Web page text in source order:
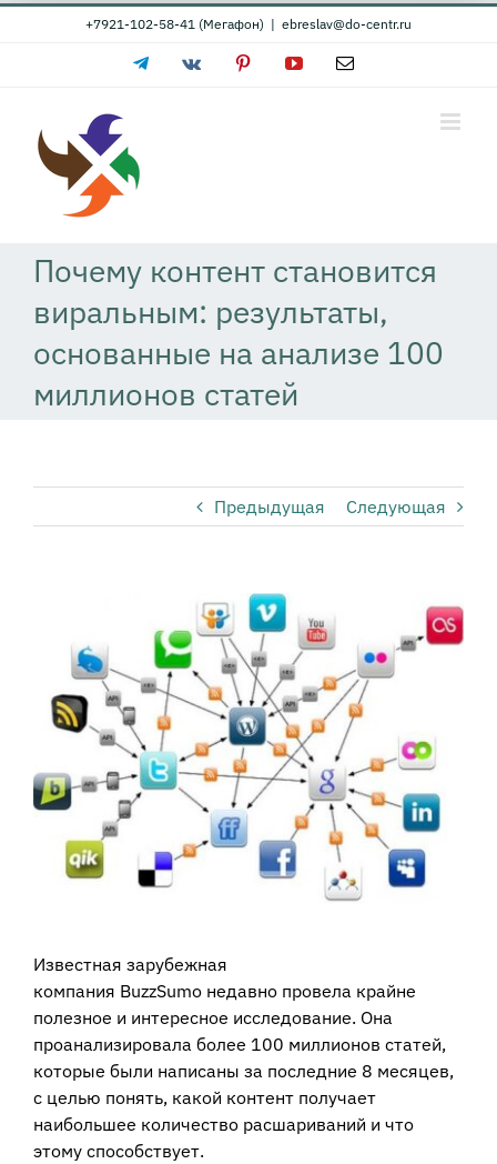
Skip
+7921-102-58-41 (Мегафон) | ebreslav@do-centr.ru
TelegramVk PinterestYouTubeEmail
Почему контент становится
виральным: результаты,
основанные на анализе 100
миллионов статей
Предыдущая Следующая
Image
Известная зарубежная
компания BuzzSumo недавно провела крайне
полезное и интересное исследование. Она
проанализировала более 100 миллионов статей,
которые были написаны за последние 8 месяцев,
с целью понять, какой контент получает
наибольшее количество расшариваний и что
этому способствует.